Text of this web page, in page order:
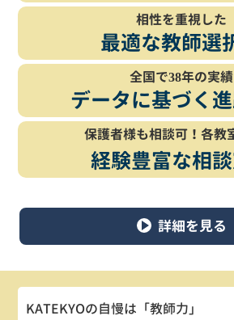
相性を重視した
最適な教師選
全国で38年の実績
データに基づく
保護者様も相談可！ 各教
経験豊富な相
詳細を見る
KATEKYOの自慢は「教師力」